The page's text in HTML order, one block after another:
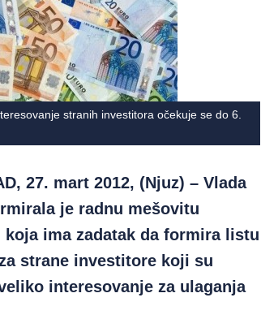
stranih investitora očekuje se do 6.
27. mart 2012, (Njuz) – Vlada
je radnu mešovitu
koja ima zadatak da formira listu
strane investitore koji su
interesovanje za ulaganja